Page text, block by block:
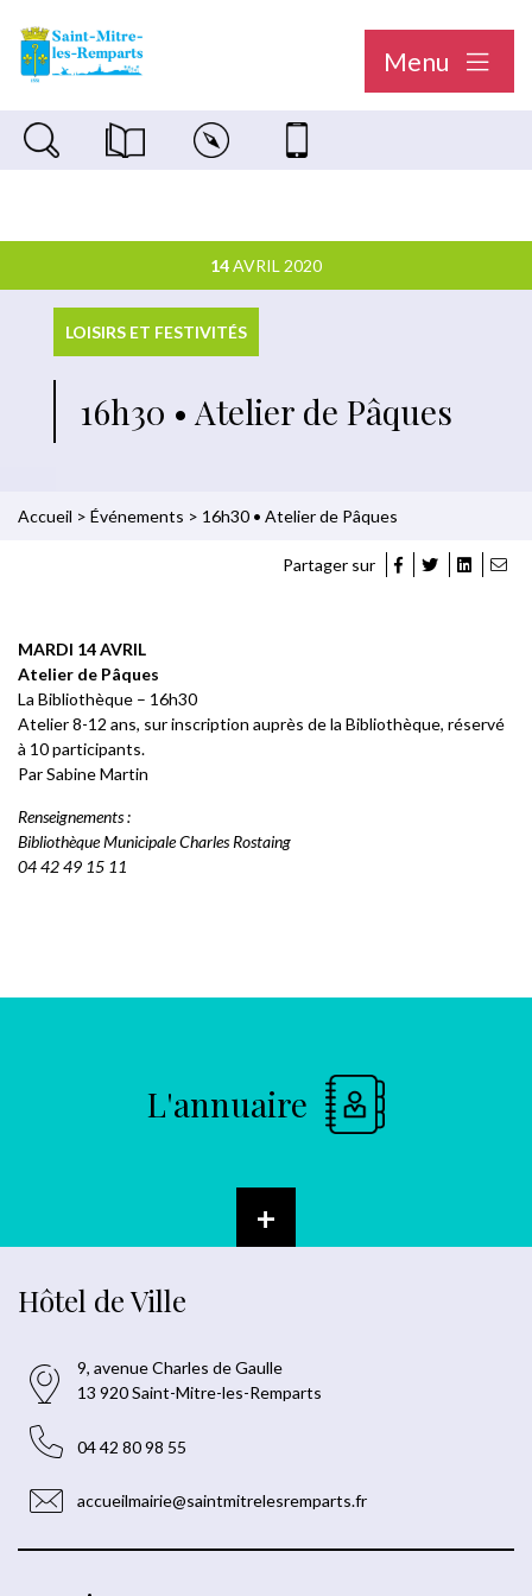
Menu
Recherche sur le siteMagazine municipal "Le Saint-Mitréen"
Carte interactiveNous contacter
14AVRIL 2020
LOISIRS ET FESTIVITÉS
16h30 • Atelier de Pâques
Accueil > Événements > 16h30 • Atelier de Pâques
Partager sur
MARDI 14 AVRIL
Atelier de Pâques
La Bibliothèque – 16h30
Atelier 8-12 ans, sur inscription auprès de la Bibliothèque, réservé
à 10 participants.
Par Sabine Martin
Renseignements :
Bibliothèque Municipale Charles Rostaing
04 42 49 15 11
L'annuaire
+
Hôtel de Ville
9, avenue Charles de Gaulle
13 920 Saint-Mitre-les-Remparts
04 42 80 98 55
accueilmairie@saintmitrelesremparts.fr